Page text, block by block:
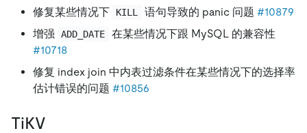
修复某些情况下
KILL 语句导致的 panic 问题 #10879
增强
ADD_DATE
在某些情况下跟 MySQL 的兼容性
#10718
修复 index join 中内表过滤条件在某些情况下的选择率
估计错误的问题 #10856
TiKV